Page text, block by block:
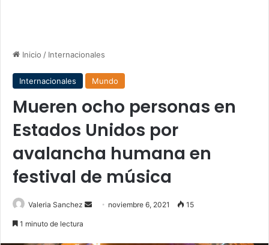
Inicio / Internacionales
Internacionales Mundo
Mueren ocho personas en
Estados Unidos por
avalancha humana en
festival de música
Valeria Sanchez
Send noviembre 6, 2021 15
1 minuto de lectura